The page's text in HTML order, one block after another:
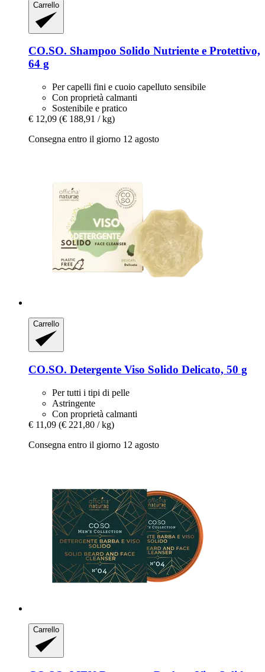
Carrello
CO.SO. Shampoo Solido Nutriente e Protettivo,
64 g
Per capelli fini e cuoio capelluto sensibile
Con proprietà calmanti
Sostenibile e pratico
€ 12,09 (€ 188,91 / kg)
Consegna entro il giorno 12 agosto
Carrello
CO.SO. Detergente Viso Solido Delicato, 50 g
Per tutti i tipi di pelle
Astringente
Con proprietà calmanti
€ 11,09 (€ 221,80 / kg)
Consegna entro il giorno 12 agosto
Carrello